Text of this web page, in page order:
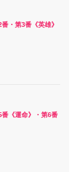
・第3番《英雄》
《運命》・第6番